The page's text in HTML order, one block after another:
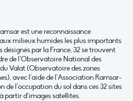
est une reconnaissance
milieux humides les plus importants
désignés par la France, 32 se trouvent
de l’Observatoire National des
Valat (Observatoire des zones
avec l’aide de l’Association Ramsar-
de l’occupation du sol dans ces 32 sites
partir d’images satellites.